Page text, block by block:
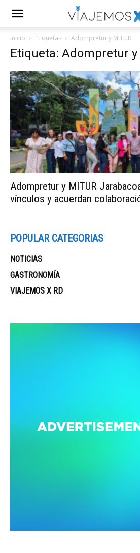
Inicio Etiquetas Adompretur y MITUR
Etiqueta: Adompretur y
Adompretur y MITUR
vínculos y acuerdan
POPULAR CATEGORIAS
NOTICIAS
GASTRONOMÍA
VIAJEMOS X RD